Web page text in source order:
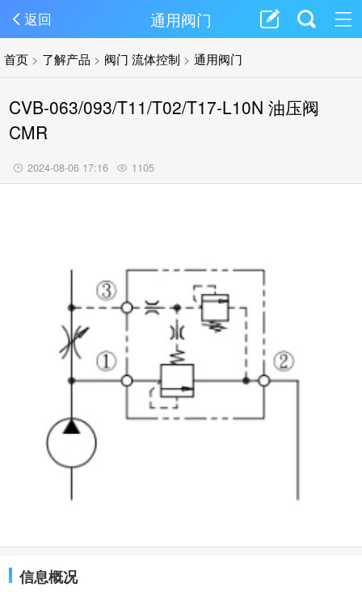
返回 通用阀门
首页 > 了解产品 > 阀门 流体控制 >通用阀门
CVB-063/093/T11/T02/T17-L10N 油压阀
CMR
2024-08-06 17:16 1105
信息概况